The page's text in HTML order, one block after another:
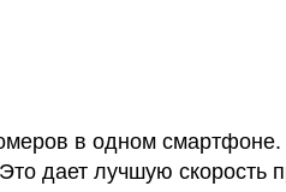
в одном
дает лучшую скорость